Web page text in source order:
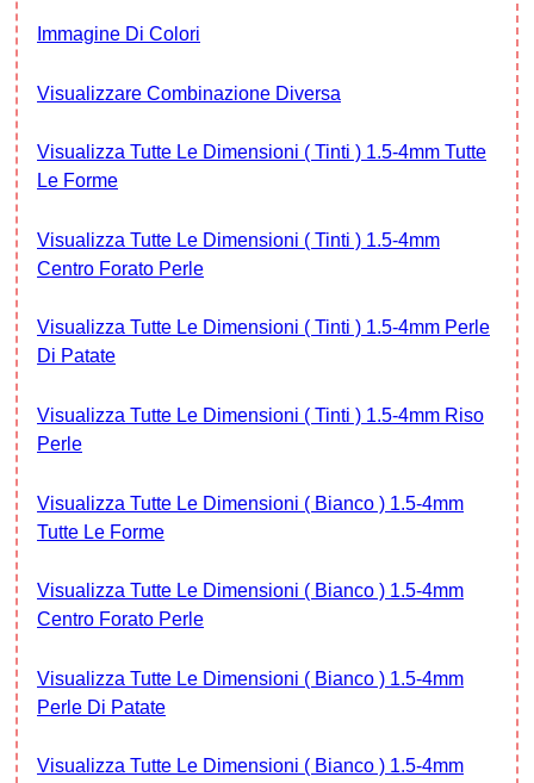
Immagine Di Colori
Visualizzare Combinazione Diversa
Visualizza Tutte Le Dimensioni ( Tinti ) 1.5-4mm Tutte
Le Forme
Visualizza Tutte Le Dimensioni ( Tinti ) 1.5-4mm
Centro Forato Perle
Visualizza Tutte Le Dimensioni ( Tinti ) 1.5-4mm Perle
Di Patate
Visualizza Tutte Le Dimensioni ( Tinti ) 1.5-4mm Riso
Perle
Visualizza Tutte Le Dimensioni ( Bianco ) 1.5-4mm
Tutte Le Forme
Visualizza Tutte Le Dimensioni ( Bianco ) 1.5-4mm
Centro Forato Perle
Visualizza Tutte Le Dimensioni ( Bianco ) 1.5-4mm
Perle Di Patate
Visualizza Tutte Le Dimensioni ( Bianco ) 1.5-4mm